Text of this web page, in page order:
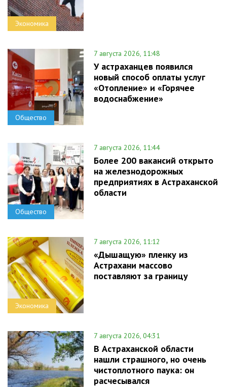
Экономика
Общество
7 августа 2026, 11:48
У астраханцев появился
новый способ оплаты услуг
«Отопление» и «Горячее
водоснабжение»
Общество
7 августа 2026, 11:44
Более 200 вакансий открыто
на железнодорожных
предприятиях в Астраханской
области
Экономика
7 августа 2026, 11:12
«Дышащую» пленку из
Астрахани массово
поставляют за границу
7 августа 2026, 04:31
В Астраханской области
нашли страшного, но очень
чистоплотного паука: он
расчесывался